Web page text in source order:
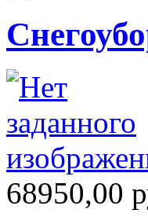
68950,00